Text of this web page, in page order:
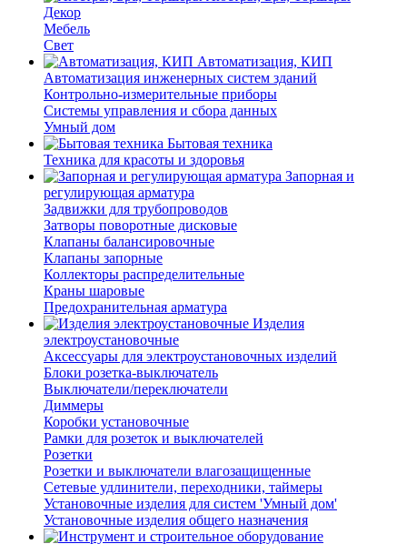
Декор
Мебель
Свет
Автоматизация, КИП
Автоматизация инженерных систем зданий
Контрольно-измерительные приборы
Системы управления и сбора данных
Умный дом
Бытовая техника
Техника для красоты и здоровья
Запорная и
регулирующая арматура
Задвижки для трубопроводов
Затворы поворотные дисковые
Клапаны балансировочные
Клапаны запорные
Коллекторы распределительные
Краны шаровые
Предохранительная арматура
Изделия
электроустановочные
Аксессуары для электроустановочных изделий
Блоки розетка-выключатель
Выключатели/переключатели
Диммеры
Коробки установочные
Рамки для розеток и выключателей
Розетки
Розетки и выключатели влагозащищенные
Сетевые удлинители, переходники, таймеры
Установочные изделия для систем 'Умный дом'
Установочные изделия общего назначения